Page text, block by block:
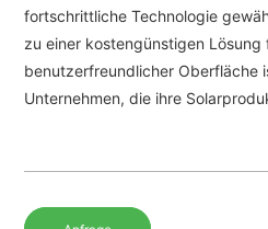
fortschrittliche Technologie
zu einer kostengünstigen
benutzerfreundlicher Oberfläche
Unternehmen, die ihre